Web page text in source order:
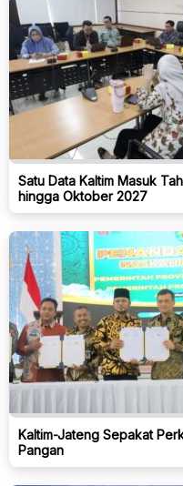
Satu Data Kaltim Masuk
hingga Oktober 2027
Kaltim-Jateng Sepakat
Pangan